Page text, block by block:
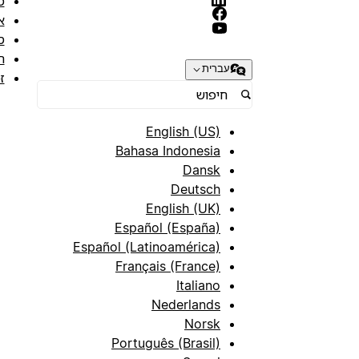
עברית
English (US)
Bahasa Indonesia
Dansk
Deutsch
English (UK)
Español (España)
Español (Latinoamérica)
Français (France)
Italiano
Nederlands
Norsk
Português (Brasil)